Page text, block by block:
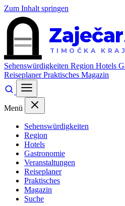
Zum Inhalt springen
Zaječar
TIMOČKA
Sehenswürdigkeiten Region Hotels
ReiseplanerPraktisches Magazin
Menü
Sehenswürdigkeiten
Region
Hotels
Gastronomie
Veranstaltungen
Reiseplaner
Praktisches
Magazin
Suche